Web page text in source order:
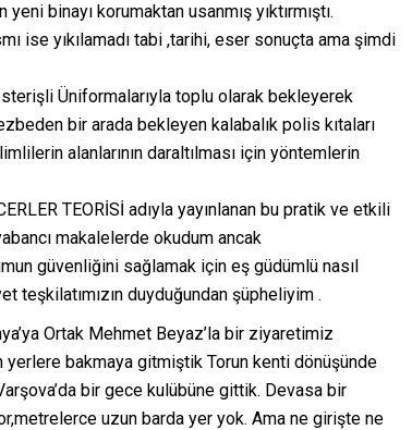
binayı korumaktan usanmış yıktırmıştı.
ise yıkılamadı tabi ,tarihi, eser sonuçta ama şimdi
Üniformalarıyla toplu olarak bekleyerek
bir arada bekleyen kalabalık polis kıtaları
alanlarının daraltılması için yöntemlerin
TEORİSİ adıyla yayınlanan bu pratik ve etkili
makalelerde okudum ancak
güvenliğini sağlamak için eş güdümlü nasıl
teşkilatımızın duyduğundan şüpheliyim .
Ortak Mehmet Beyaz’la bir ziyaretimiz
bakmaya gitmiştik Torun kenti dönüşünde
bir gece kulübüne gittik. Devasa bir
uzun barda yer yok. Ama ne girişte ne